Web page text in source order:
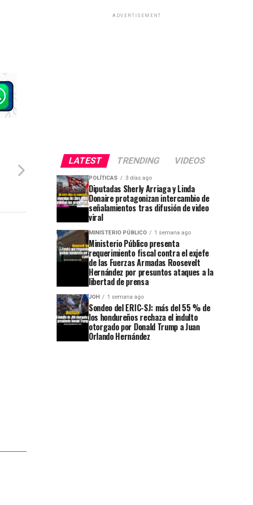
ADVERTISEMENT
LATEST TRENDING VIDEOS
POLÍTICAS 3 días ago
Diputadas Sherly Arriaga y Linda
Donaire protagonizan intercambio de
señalamientos tras difusión de video
viral
MINISTERIO PÚBLICO 1 semana ago
Ministerio Público presenta
requerimiento fiscal contra el exjefe
de las Fuerzas Armadas Roosevelt
Hernández por presuntos ataques a la
libertad de prensa
JOH 1 semana ago
Sondeo del ERIC-SJ: más del 55 % de
los hondureños rechaza el indulto
otorgado por Donald Trump a Juan
Orlando Hernández